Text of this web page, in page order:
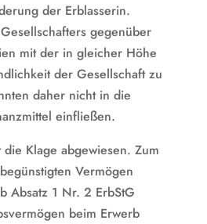
der Erblasserin.
gegenüber
mit der in gleicher Höhe
der Gesellschaft zu
daher nicht in die
einfließen.
die Klage abgewiesen. Zum
Vermögen
Absatz 1 Nr. 2 ErbStG
beim Erwerb